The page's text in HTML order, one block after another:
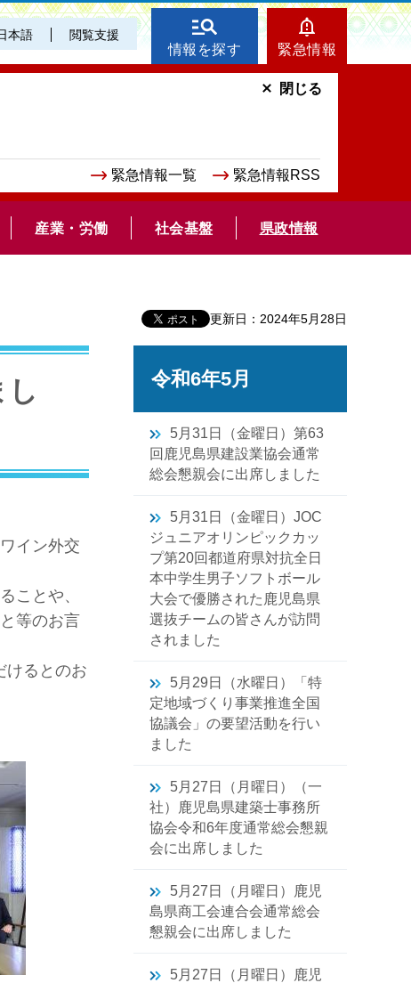
本語 閲覧支援
情報を探す 緊急情報
緊急情報一覧 緊急情報RSS
閉じる
産業・労働 社会基盤 県政情報
更新日：2024年5月28日
イン外交
ことや、
等のお言
けるとのお
令和6年5月
5月31日（金曜日）第63
回鹿児島県建設業協会通常
総会懇親会に出席しました
5月31日（金曜日）JOC
ジュニアオリンピックカッ
プ第20回都道府県対抗全日
本中学生男子ソフトボール
大会で優勝された鹿児島県
選抜チームの皆さんが訪問
されました
5月29日（水曜日）「特
定地域づくり事業推進全国
協議会」の要望活動を行い
ました
5月27日（月曜日）（一
社）鹿児島県建築士事務所
協会令和6年度通常総会懇親
会に出席しました
5月27日（月曜日）鹿児
島県商工会連合会通常総会
懇親会に出席しました
5月27日（月曜日）鹿児